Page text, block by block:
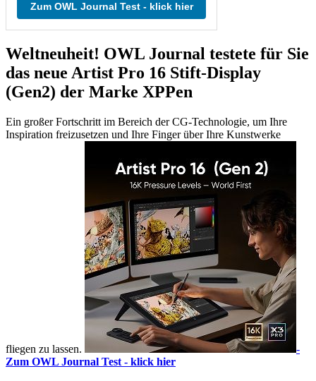
Zum OWL Journal Test - klick hier
Weltneuheit! OWL Journal testete für Sie
das neue Artist Pro 16 Stift-Display
(Gen2) der Marke XPPen
Ein großer Fortschritt im Bereich der CG-Technologie, um Ihre
Inspiration freizusetzen und Ihre Finger über Ihre Kunstwerke
fliegen zu lassen.
-
Zum OWL Journal Test - klick hier